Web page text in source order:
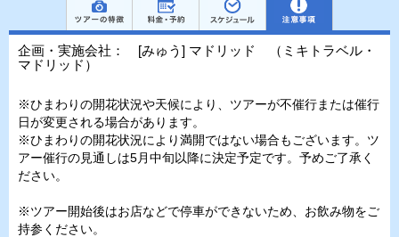
企画・実施会社： [みゅう] マドリッド （ミキトラベル・
マドリッド）
※ひまわりの開花状況や天候により、ツアーが不催行または催行
日が変更される場合があります。
※ひまわりの開花状況により満開ではない場合もございます。ツ
アー催行の見通しは5月中旬以降に決定予定です。予めご了承く
ださい。
※ツアー開始後はお店などで停車ができないため、お飲み物をご
持参ください。